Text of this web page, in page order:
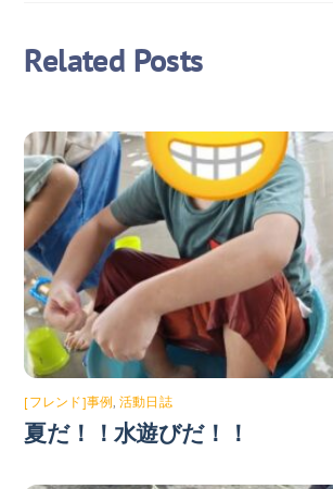
Related Posts
[フレンド]事例, 活動日誌
夏だ！！水遊びだ！！